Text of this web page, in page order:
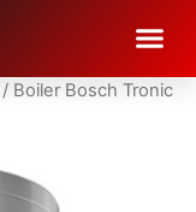
/ Boiler Bosch Tronic